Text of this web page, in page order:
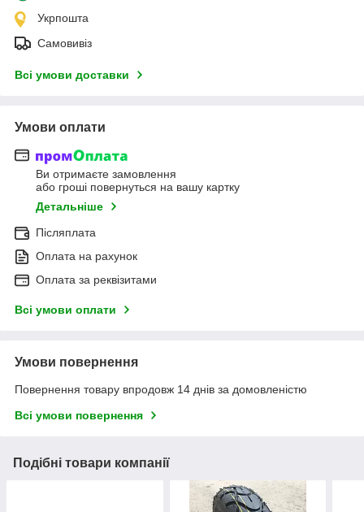
Укрпошта
Самовивіз
Всі умови доставки
Умови оплати
Ви отримаєте замовлення
або гроші повернуться на вашу картку
Детальніше
Післяплата
Оплата на рахунок
Оплата за реквізитами
Всі умови оплати
Умови повернення
Повернення товару впродовж 14 днів за домовленістю
Всі умови повернення
Подібні товари компанії